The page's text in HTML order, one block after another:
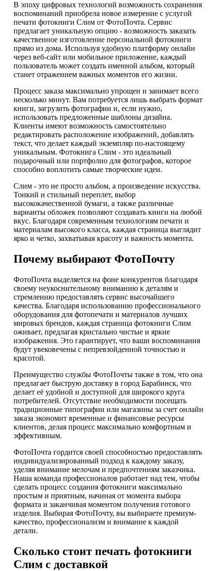
В эпоху цифровых технологий возможность сохранения
воспоминаний приобрела новое измерение с услугой
печати фотокниги Слим от ФотоПочта. Сервис
предлагает уникальную опцию - возможность заказать
качественное изготовление персональной фотокниги
прямо из дома. Используя удобную платформу онлайн
через веб-сайт или мобильное приложение, каждый
пользователь может создать именной альбом, который
станет отражением важных моментов его жизни.
Процесс заказа максимально упрощен и занимает всего
несколько минут. Вам потребуется лишь выбрать формат
книги, загрузить фотографии и, если нужно,
использовать предложенные шаблоны дизайна.
Клиенты имеют возможность самостоятельно
редактировать расположение изображений, добавлять
текст, что делает каждый экземпляр по-настоящему
уникальным. Фотокнига Слим - это идеальный
подарочный или портфолио для фотографов, которое
способно воплотить самые творческие идеи.
Слим - это не просто альбом, а произведение искусства.
Тонкий и стильный переплет, выбор
высококачественной бумаги, а также различные
варианты обложек позволяют создавать книги на любой
вкус. Благодаря современным технологиям печати и
материалам высокого класса, каждая страница выглядит
ярко и четко, захватывая красоту и важность момента.
Почему выбирают ФотоПочту
ФотоПочта выделяется на фоне конкурентов благодаря
своему неукоснительному вниманию к деталям и
стремлению предоставлять сервис высочайшего
качества. Благодаря использованию профессионального
оборудования для фотопечати и материалов лучших
мировых брендов, каждая страница фотокниги Слим
оживает, предлагая кристально чистые и яркие
изображения. Это гарантирует, что ваши воспоминания
будут увековечены с непревзойденной точностью и
красотой.
Преимущество службы ФотоПочты также в том, что она
предлагает быструю доставку в город Барабинск, что
делает её удобной и доступной для широкого круга
потребителей. Отсутствие необходимости посещать
традиционные типографии или магазины за счет онлайн
заказа экономит временные и финансовые ресурсы
клиентов, делая процесс максимально комфортным и
эффективным.
ФотоПочта гордится своей способностью предоставлять
индивидуализированный подход к каждому заказу,
уделяя внимание мелочам и предпочтениям заказчика.
Наша команда профессионалов работает над тем, чтобы
сделать процесс создания фотокниги максимально
простым и приятным, начиная от момента выбора
формата и заканчивая моментом получения готового
изделия. Выбирая ФотоПочту, вы выбираете премиум-
качество, профессионализм и внимание к каждой
детали.
Сколько стоит печать фотокниги
Слим с доставкой